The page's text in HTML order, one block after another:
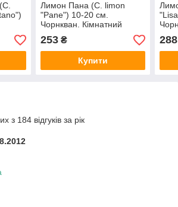
Лимон Пана (C. limon
"Pane") 10-20 см.
Чорнкван. Кімнатний
253₴
Купити
288
з 184 відгуків за рік